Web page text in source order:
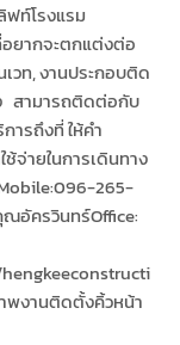
ท์โรงแรม
ยากจะตกแต่งต่อ
วท, งานประกอบติด
สามารถติดต่อกับ
ารถึงที่ ให้คำ
จ่ายในการเดินทาง
265-
อัครวินทร์Office:
พงานติดตั้งคิ้วหน้า